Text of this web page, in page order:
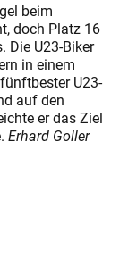
beim
doch Platz 16
Die U23-Biker
in einem
U23-
auf den
er das Ziel
Erhard Goller